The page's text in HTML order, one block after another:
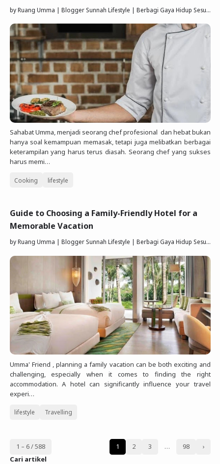
byRuang Umma | Blogger Sunnah Lifestyle | Berbagi Gaya Hidup Sesuai Quran Sunnah
Sahabat Umma, menjadi seorang chef profesional dan hebat bukan
hanya soal kemampuan memasak, tetapi juga melibatkan berbagai
keterampilan yang harus terus diasah. Seorang chef yang sukses
harus memi…
Cooking lifestyle
Guide to Choosing a Family-Friendly Hotel for a
Memorable Vacation
byRuang Umma | Blogger Sunnah Lifestyle | Berbagi Gaya Hidup Sesuai Quran Sunnah
Umma' Friend , planning a family vacation can be both exciting and
challenging, especially when it comes to finding the right
accommodation. A hotel can significantly influence your travel
experi…
lifestyle Travelling
1 – 6 / 588 1 2 3 … 98
›
Cari artikel